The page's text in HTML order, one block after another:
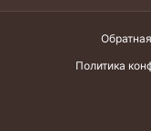
Политика